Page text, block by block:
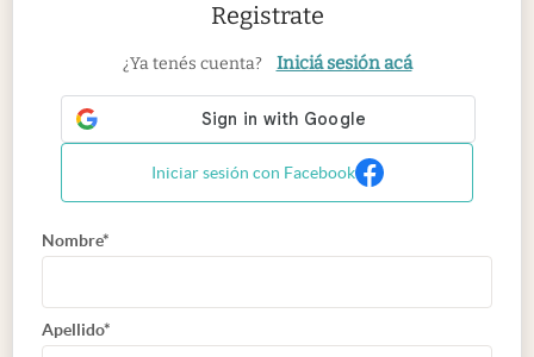
Registrate
¿Ya tenés cuenta? Iniciá sesión acá
Iniciar sesión con Facebook
Nombre*
Apellido*